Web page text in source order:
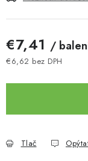
€7,41 /
€6,62 bez DPH
Tlač